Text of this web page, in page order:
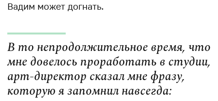
Вадим может догнать.
В то непродолжительное время, что
мне довелось проработать в студии,
арт-директор сказал мне фразу,
которую я запомнил навсегда: